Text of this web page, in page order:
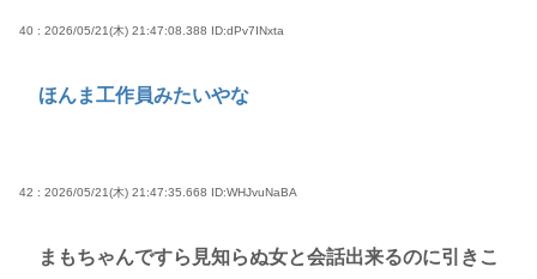
40 : 2026/05/21(木) 21:47:08.388 ID:dPv7INxta
ほんま工作員みたいやな
42 : 2026/05/21(木) 21:47:35.668 ID:WHJvuNaBA
まもちゃんですら見知らぬ女と会話出来るのに引きこ